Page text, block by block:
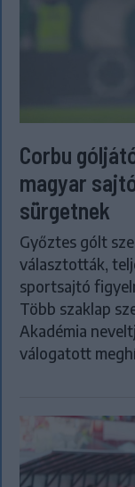
Corbu
magyar
sürgetnek
Győztes gólt
választották,
sportsajtó
Több szaklap
Akadémia
válogatott